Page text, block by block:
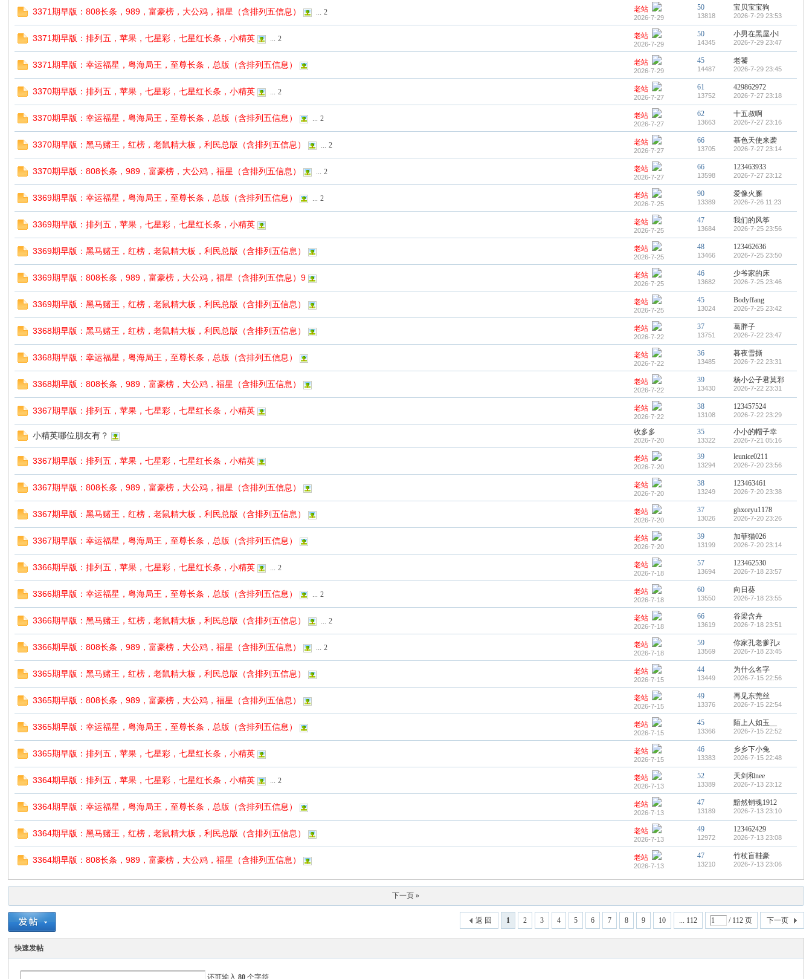
3371期早版：808长条，989，富豪榜，大公鸡，福星（含排列五信息） ... 2 老站
2026-7-29
50
13818
宝贝宝宝狗
2026-7-29 23:53
3371期早版：排列五，苹果，七星彩，七星红长条，小精英 ... 2 老站
2026-7-29
50
14345
小男在黑屋小l
2026-7-29 23:47
3371期早版：幸运福星，粤海局王，至尊长条，总版（含排列五信息） 老站
2026-7-29
45
14487
老饕
2026-7-29 23:45
3370期早版：排列五，苹果，七星彩，七星红长条，小精英 ... 2 老站
2026-7-27
61
13752
429862972
2026-7-27 23:18
3370期早版：幸运福星，粤海局王，至尊长条，总版（含排列五信息） ... 2 老站
2026-7-27
62
13663
十五叔啊
2026-7-27 23:16
3370期早版：黑马赌王，红榜，老鼠精大板，利民总版（含排列五信息） ... 2 老站
2026-7-27
66
13705
慕色天使来袭
2026-7-27 23:14
3370期早版：808长条，989，富豪榜，大公鸡，福星（含排列五信息） ... 2 老站
2026-7-27
66
13598
123463933
2026-7-27 23:12
3369期早版：幸运福星，粤海局王，至尊长条，总版（含排列五信息） ... 2 老站
2026-7-25
90
13389
爱像火臃
2026-7-26 11:23
3369期早版：排列五，苹果，七星彩，七星红长条，小精英 老站
2026-7-25
47
13684
我们的风筝
2026-7-25 23:56
3369期早版：黑马赌王，红榜，老鼠精大板，利民总版（含排列五信息） 老站
2026-7-25
48
13466
123462636
2026-7-25 23:50
3369期早版：808长条，989，富豪榜，大公鸡，福星（含排列五信息）9 老站
2026-7-25
46
13682
少爷家的床
2026-7-25 23:46
3369期早版：黑马赌王，红榜，老鼠精大板，利民总版（含排列五信息） 老站
2026-7-25
45
13024
Bodyffang
2026-7-25 23:42
3368期早版：黑马赌王，红榜，老鼠精大板，利民总版（含排列五信息） 老站
2026-7-22
37
13751
葛胖子
2026-7-22 23:47
3368期早版：幸运福星，粤海局王，至尊长条，总版（含排列五信息） 老站
2026-7-22
36
13485
暮夜雪撕
2026-7-22 23:31
3368期早版：808长条，989，富豪榜，大公鸡，福星（含排列五信息） 老站
2026-7-22
39
13430
杨小公子君莫邪
2026-7-22 23:31
3367期早版：排列五，苹果，七星彩，七星红长条，小精英 老站
2026-7-22
38
13108
123457524
2026-7-22 23:29
小精英哪位朋友有？ 收多多
2026-7-20
35
13322
小小的帽子幸
2026-7-21 05:16
3367期早版：排列五，苹果，七星彩，七星红长条，小精英 老站
2026-7-20
39
13294
leunice0211
2026-7-20 23:56
3367期早版：808长条，989，富豪榜，大公鸡，福星（含排列五信息） 老站
2026-7-20
38
13249
123463461
2026-7-20 23:38
3367期早版：黑马赌王，红榜，老鼠精大板，利民总版（含排列五信息） 老站
2026-7-20
37
13026
ghxceyu1178
2026-7-20 23:26
3367期早版：幸运福星，粤海局王，至尊长条，总版（含排列五信息） 老站
2026-7-20
39
13199
加菲猫026
2026-7-20 23:14
3366期早版：排列五，苹果，七星彩，七星红长条，小精英 ... 2 老站
2026-7-18
57
13694
123462530
2026-7-18 23:57
3366期早版：幸运福星，粤海局王，至尊长条，总版（含排列五信息） ... 2 老站
2026-7-18
60
13550
向日葵
2026-7-18 23:55
3366期早版：黑马赌王，红榜，老鼠精大板，利民总版（含排列五信息） ... 2 老站
2026-7-18
66
13619
谷梁含卉
2026-7-18 23:51
3366期早版：808长条，989，富豪榜，大公鸡，福星（含排列五信息） ... 2 老站
2026-7-18
59
13569
你家孔老爹孔z
2026-7-18 23:45
3365期早版：黑马赌王，红榜，老鼠精大板，利民总版（含排列五信息） 老站
2026-7-15
44
13449
为什么名字
2026-7-15 22:56
3365期早版：808长条，989，富豪榜，大公鸡，福星（含排列五信息） 老站
2026-7-15
49
13376
再见东莞丝
2026-7-15 22:54
3365期早版：幸运福星，粤海局王，至尊长条，总版（含排列五信息） 老站
2026-7-15
45
13366
陌上人如玉__
2026-7-15 22:52
3365期早版：排列五，苹果，七星彩，七星红长条，小精英 老站
2026-7-15
46
13383
乡乡下小兔
2026-7-15 22:48
3364期早版：排列五，苹果，七星彩，七星红长条，小精英 ... 2 老站
2026-7-13
52
13389
天剑和nee
2026-7-13 23:12
3364期早版：幸运福星，粤海局王，至尊长条，总版（含排列五信息） 老站
2026-7-13
47
13189
黯然销魂1912
2026-7-13 23:10
3364期早版：黑马赌王，红榜，老鼠精大板，利民总版（含排列五信息） 老站
2026-7-13
49
12972
123462429
2026-7-13 23:08
3364期早版：808长条，989，富豪榜，大公鸡，福星（含排列五信息） 老站
2026-7-13
47
13210
竹杖盲鞋豪
2026-7-13 23:06
下一页 »
1 2 3 4 5 6 7 8 9 10 ... 112 / 112 页 下一页
返 回
快速发帖
还可输入80 个字符